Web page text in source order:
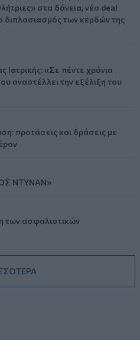
στα δάνεια, νέο deal
διπλασιασμός των κερδών της
Ιατρικής: «Σε πέντε χρόνια
αναστέλλει την εξέλιξη του
προτάσεις και δράσεις με
ΝΤΥΝΑΝ»
των ασφαλιστικών